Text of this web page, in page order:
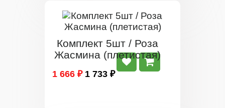
Комплект 5шт / Роза
Жасмина (плетистая)
1 666 ₽ 1 733 ₽